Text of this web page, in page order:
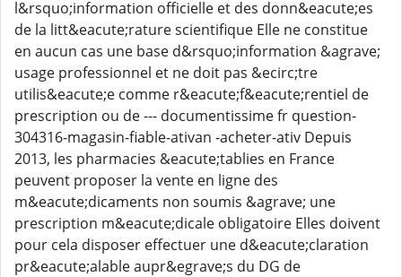
l&rsquo;information officielle et des donn&eacute;es
de la litt&eacute;rature scientifique Elle ne constitue
en aucun cas une base d&rsquo;information &agrave;
usage professionnel et ne doit pas &ecirc;tre
utilis&eacute;e comme r&eacute;f&eacute;rentiel de
prescription ou de --- documentissime fr question-
304316-magasin-fiable-ativan -acheter-ativ Depuis
2013, les pharmacies &eacute;tablies en France
peuvent proposer la vente en ligne des
m&eacute;dicaments non soumis &agrave; une
prescription m&eacute;dicale obligatoire Elles doivent
pour cela disposer effectuer une d&eacute;claration
pr&eacute;alable aupr&egrave;s du DG de